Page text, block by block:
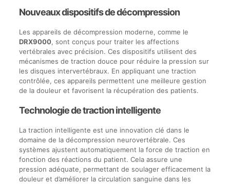
Nouveaux dispositifs de décompression
Les appareils de décompression moderne, comme le
DRX9000, sont conçus pour traiter les affections
vertébrales avec précision. Ces dispositifs utilisent des
mécanismes de traction douce pour réduire la pression sur
les disques intervertébraux. En appliquant une traction
contrôlée, ces appareils permettent une meilleure gestion
de la douleur et favorisent la récupération des patients.
Technologie de traction intelligente
La traction intelligente est une innovation clé dans le
domaine de la décompression neurovertébrale. Ces
systèmes ajustent automatiquement la force de traction en
fonction des réactions du patient. Cela assure une
pression adéquate, permettant de soulager efficacement la
douleur et d’améliorer la circulation sanguine dans les